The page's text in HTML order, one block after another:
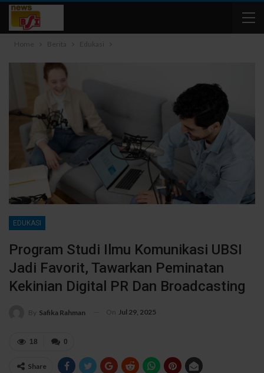
Home Berita Edukasi
EDUKASI
Program Studi Ilmu Komunikasi UBSI
Jadi Favorit, Tawarkan Peminatan
Kekinian Digital PR Dan Broadcasting
By Safika Rahman On Jul 29, 2025
0
18
Share